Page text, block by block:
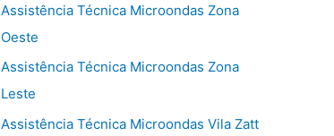
Assistência Técnica Microondas Zona
Oeste
Assistência Técnica Microondas Zona
Leste
Assistência Técnica Microondas Vila Zatt